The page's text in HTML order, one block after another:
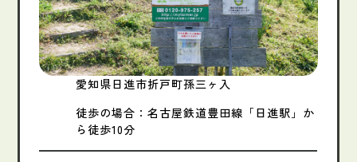
愛知県日進市折戸町孫三ヶ入
徒歩の場合：名古屋鉄道豊田線「日進駅」か
ら徒歩10分